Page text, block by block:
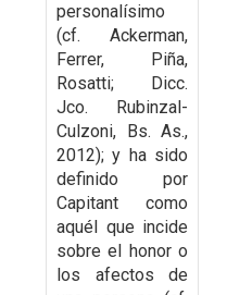
personalísimo
(cf. Ackerman,
Ferrer, Piña,
Rosatti; Dicc.
Jco. Rubinzal-
Culzoni, Bs. As.,
2012); y ha sido
definido por
Capitant como
aquél que incide
sobre el honor o
los afectos de